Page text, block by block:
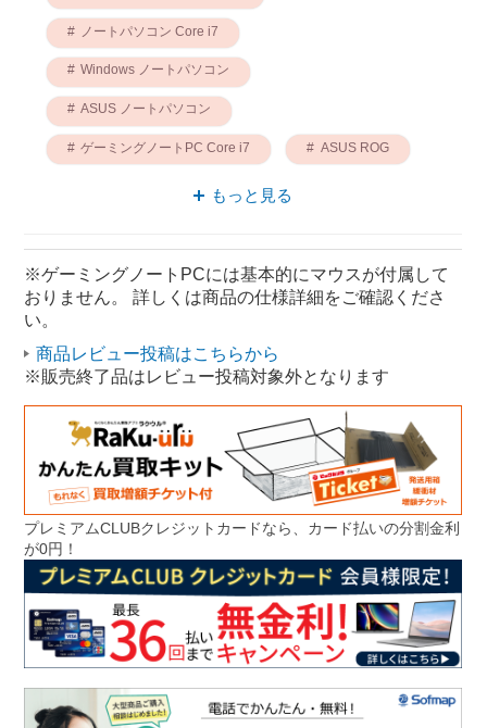
ノートパソコン Core i7
Windows ノートパソコン
ASUS ノートパソコン
ゲーミングノートPC Core i7 ASUS ROG
ゲーミングノートPC Windows11
Core i7 Windows11 Windows Core i7
もっと見る
※ゲーミングノートPCには基本的にマウスが付属して
おりません。 詳しくは商品の仕様詳細をご確認くださ
い。
商品レビュー投稿はこちらから
※販売終了品はレビュー投稿対象外となります
プレミアムCLUBクレジットカードなら、カード払いの分割金利
が0円！